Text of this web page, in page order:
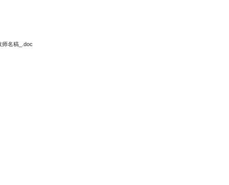
师名稿_.doc